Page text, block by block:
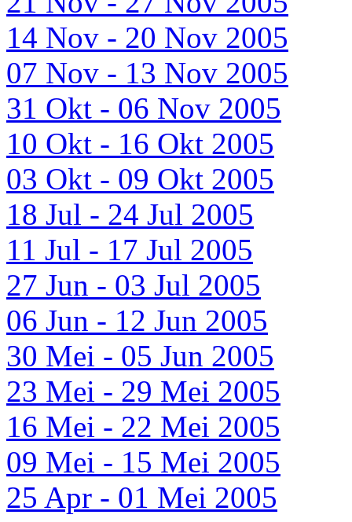
14 Nov - 20 Nov 2005
07 Nov - 13 Nov 2005
31 Okt - 06 Nov 2005
10 Okt - 16 Okt 2005
03 Okt - 09 Okt 2005
18 Jul - 24 Jul 2005
11 Jul - 17 Jul 2005
27 Jun - 03 Jul 2005
06 Jun - 12 Jun 2005
30 Mei - 05 Jun 2005
23 Mei - 29 Mei 2005
16 Mei - 22 Mei 2005
09 Mei - 15 Mei 2005
25 Apr - 01 Mei 2005